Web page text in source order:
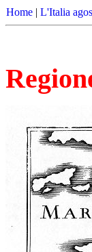
Home | L'Italia